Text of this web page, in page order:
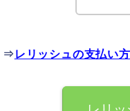
⇒ レリッシュの支払い